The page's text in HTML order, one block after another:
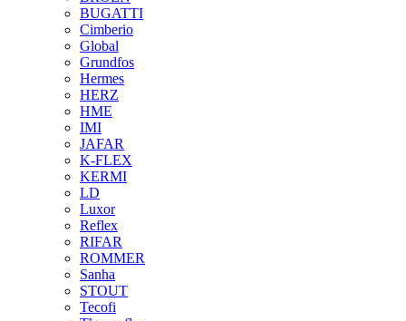
BUGATTI
Cimberio
Global
Grundfos
Hermes
HERZ
HME
IMI
JAFAR
K-FLEX
KERMI
LD
Luxor
Reflex
RIFAR
ROMMER
Sanha
STOUT
Tecofi